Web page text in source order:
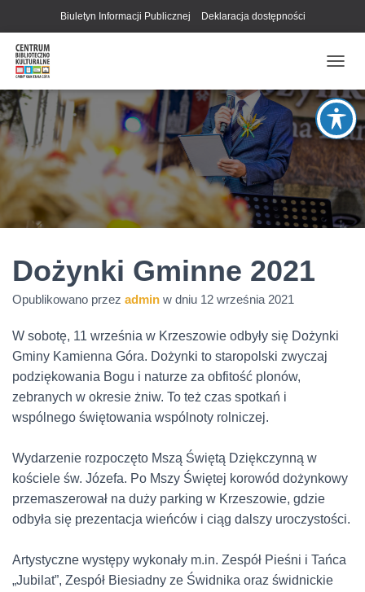
Biuletyn Informacji Publicznej Deklaracja dostępności
R
Z
E
Ł
C
N
A
W
Dożynki Gminne 2021
Opublikowano przez admin w dniu 12 września 2021
W sobotę, 11 września w Krzeszowie odbyły się Dożynki
Gminy Kamienna Góra. Dożynki to staropolski zwyczaj
podziękowania Bogu i naturze za obfitość plonów,
zebranych w okresie żniw. To też czas spotkań i
wspólnego świętowania wspólnoty rolniczej.
Wydarzenie rozpoczęto Mszą Świętą Dziękczynną w
kościele św. Józefa. Po Mszy Świętej korowód dożynkowy
przemaszerował na duży parking w Krzeszowie, gdzie
odbyła się prezentacja wieńców i ciąg dalszy uroczystości.
Artystyczne występy wykonały m.in. Zespół Pieśni i Tańca
„Jubilat”, Zespół Biesiadny ze Świdnika oraz świdnickie